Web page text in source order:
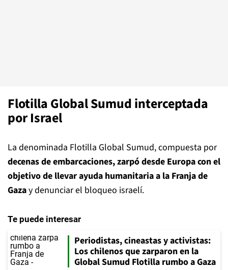
Flotilla Global Sumud interceptada
por Israel
La denominada Flotilla Global Sumud, compuesta por
decenas de embarcaciones, zarpó desde Europa con el
objetivo de llevar ayuda humanitaria a la Franja de
Gazay denunciar el bloqueo israelí.
Te puede interesar
Periodistas, cineastas y activistas:
Los chilenos que zarparon en la
Global Sumud Flotilla rumbo a Gaza